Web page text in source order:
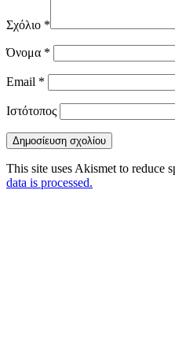
Σχόλιο *
Όνομα *
Email *
Ιστότοπος
This site uses Akismet to reduce
data is processed.